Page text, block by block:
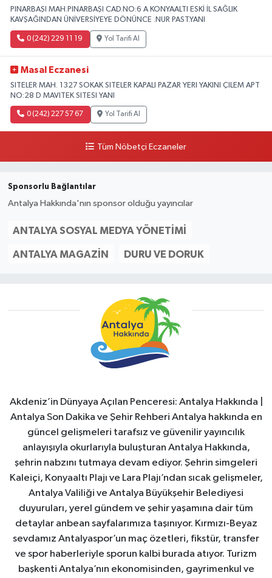
PINARBAŞI MAH.PINARBAŞI CAD.NO:6 A KONYAALTI ESKİ İL SAĞLIK
KAVŞAĞINDAN ÜNİVERSİYEYE DÖNÜNCE .NUR PAST.YANI
0 (242) 229 11 19 Yol Tarifi Al
Masal Eczanesi
SITELER MAH. 1327 SOKAK SITELER KAPALI PAZAR YERI YAKINI ÇILEM APT
NO:28 D MAVITEK SITESI YANI
0 (242) 227 57 67 Yol Tarifi Al
Tüm Nöbetçi Eczaneler
Sponsorlu Bağlantılar
Antalya Hakkında'nın sponsor olduğu yayıncılar
ANTALYA SOSYAL MEDYA YÖNETIMI
ANTALYA MAGAZIN DURU VE DORUK
Akdeniz’in Dünyaya Açılan Penceresi: Antalya Hakkında |
Antalya Son Dakika ve Şehir Rehberi Antalya hakkında en
güncel gelişmeleri tarafsız ve güvenilir yayıncılık
anlayışıyla okurlarıyla buluşturan Antalya Hakkında,
şehrin nabzını tutmaya devam ediyor. Şehrin simgeleri
Kaleiçi, Konyaaltı Plajı ve Lara Plajı’ndan sıcak gelişmeler,
Antalya Valiliği ve Antalya Büyükşehir Belediyesi
duyuruları, yerel gündem ve şehir yaşamına dair tüm
detaylar anbean sayfalarımıza taşınıyor. Kırmızı-Beyaz
sevdamız Antalyaspor’un maç özetleri, fikstür, transfer
ve spor haberleriyle sporun kalbi burada atıyor. Turizm
başkenti Antalya’nın ekonomisinden, gayrimenkul ve